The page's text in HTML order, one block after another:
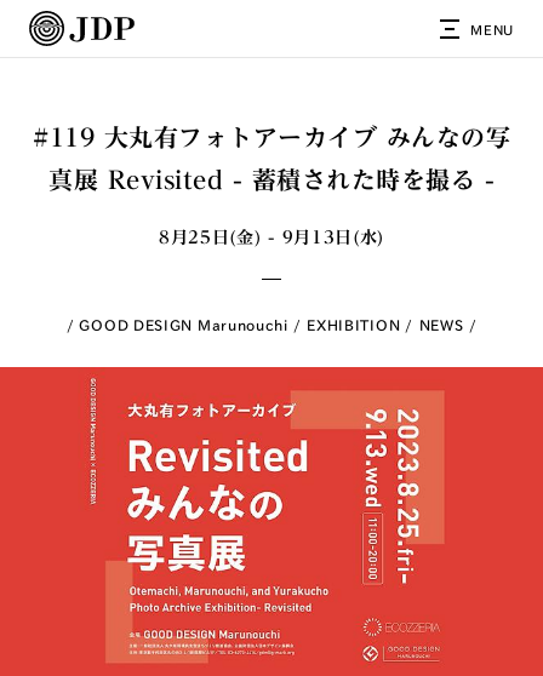
MENU
#119 大丸有フォトアーカイブ みんなの写
真展 Revisited - 蓄積された時を撮る -
8月25日(金) - 9月13日(水)
GOOD DESIGN Marunouchi EXHIBITION NEWS